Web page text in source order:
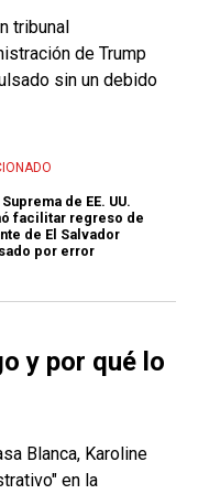
tribunal
de Trump
sin un debido
de EE. UU.
facilitar regreso de
de El Salvador
por error
y por qué lo
Blanca, Karoline
en la